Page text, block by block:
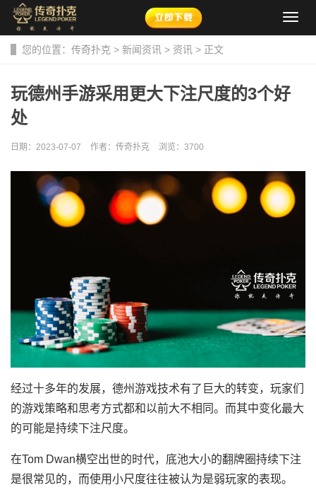
导
您的位置： 传奇扑克 > 新闻资讯 > 资讯 > 正文
玩德州手游采用更大下注尺度的3个好
处​
日期：2023-07-07 作者：传奇扑克 浏览： 3700
经过十多年的发展，德州游戏技术有了巨大的转变，玩家们
的游戏策略和思考方式都和以前大不相同。而其中变化最大
的可能是持续下注尺度。
在Tom Dwan横空出世的时代，底池大小的翻牌圈持续下注
是很常见的，而使用小尺度往往被认为是弱玩家的表现。